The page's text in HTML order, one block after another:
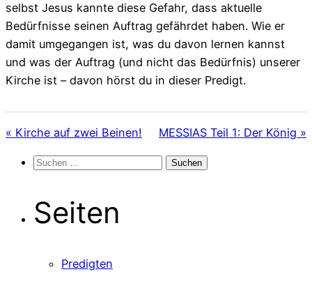
selbst Jesus kannte diese Gefahr, dass aktuelle
Bedürfnisse seinen Auftrag gefährdet haben. Wie er
damit umgegangen ist, was du davon lernen kannst
und was der Auftrag (und nicht das Bedürfnis) unserer
Kirche ist – davon hörst du in dieser Predigt.
« Kirche auf zwei Beinen! MESSIAS Teil 1: Der König »
Suchen
Seiten
Predigten